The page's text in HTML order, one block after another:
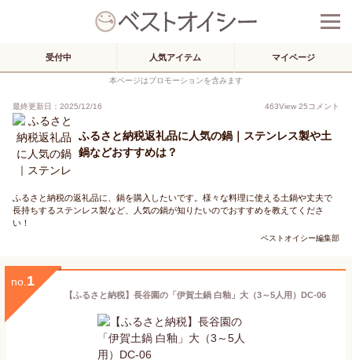
受付中 人気アイテム マイページ
本ページはプロモーションを含みます
最終更新日：2025/12/16 463View 25コメント
ふるさと納税返礼品に人気の鍋｜ステンレス製や土
鍋などおすすめは？
ふるさと納税の返礼品に、鍋を購入したいです。様々な料理に使える土鍋や丈夫で
長持ちするステンレス製など、人気の鍋が知りたいのでおすすめを教えてくださ
い！
ベストオイシー編集部
no. 1
【ふるさと納税】長谷園の「伊賀土鍋 白釉」大（3～5人用）DC-06